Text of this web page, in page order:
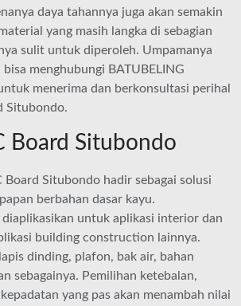
daya tahannya juga akan semakin
yang masih langka di sebagian
sulit untuk diperoleh. Umpamanya
bisa menghubungi BATUBELING
menerima dan berkonsultasi perihal
Situbondo.
Board Situbondo
Board Situbondo hadir sebagai solusi
berbahan dasar kayu.
diaplikasikan untuk aplikasi interior dan
building construction lainnya.
dinding, plafon, bak air, bahan
sebagainya. Pemilihan ketebalan,
yang pas akan menambah nilai